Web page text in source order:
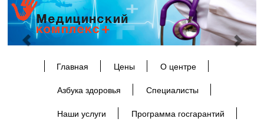
Previous Next
Главная Цены
О центре
Азбука здоровья
Специалисты
Наши услуги
Программа госгарантий